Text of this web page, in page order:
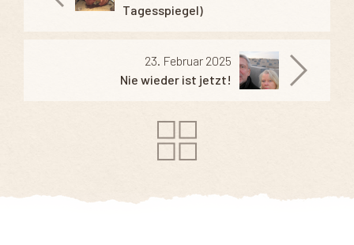
Tagesspiegel)
23. Februar 2025
Nie wieder ist jetzt!